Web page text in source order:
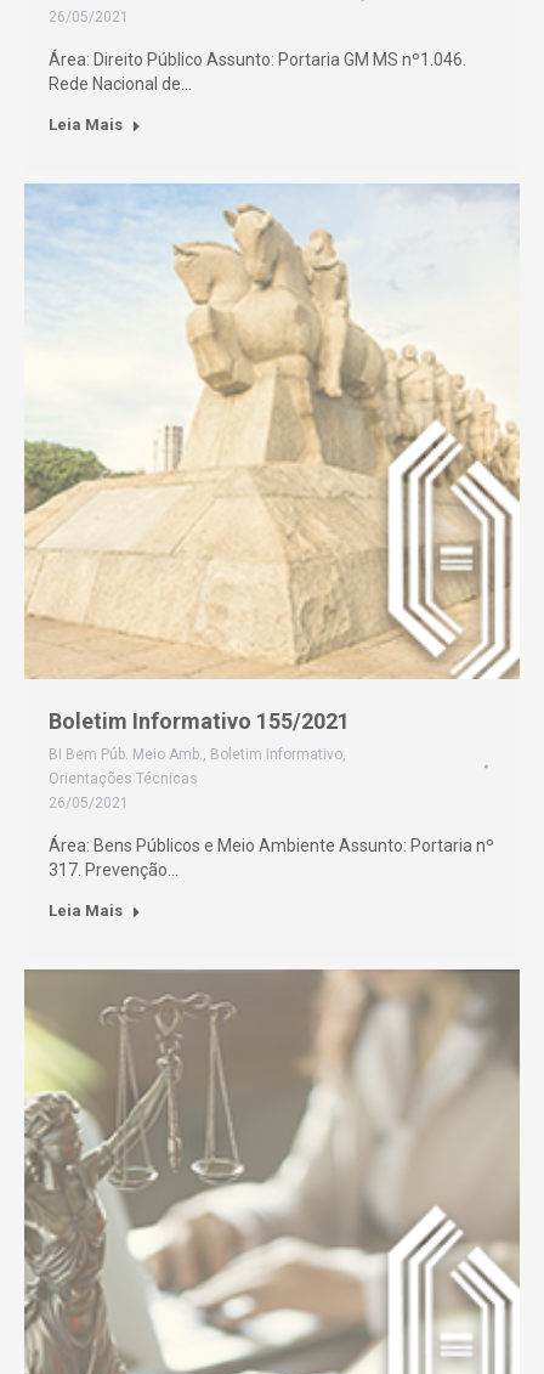
26/05/2021
Área: Direito Público Assunto: Portaria GM MS nº1.046.
Rede Nacional de…
Leia Mais
Boletim Informativo 155/2021
BI Bem Púb. Meio Amb., Boletim Informativo,
Orientações Técnicas
26/05/2021
Área: Bens Públicos e Meio Ambiente Assunto: Portaria nº
317. Prevenção…
Leia Mais